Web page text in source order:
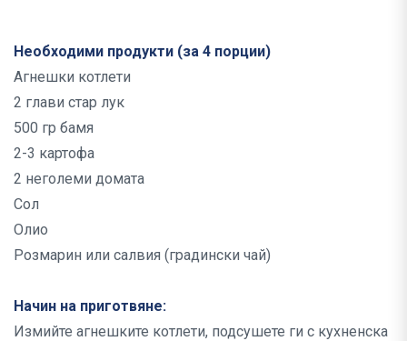
Необходими продукти (за 4 порции)
Агнешки котлети
2 глави стар лук
500 гр бамя
2-3 картофа
2 неголеми домата
Сол
Олио
Розмарин или салвия (градински чай)
Начин на приготвяне:
Измийте агнешките котлети, подсушете ги с кухненска